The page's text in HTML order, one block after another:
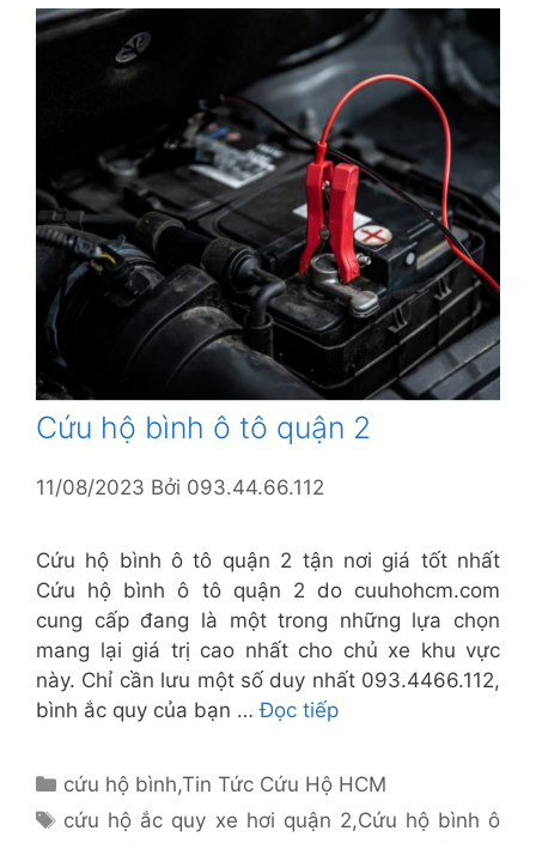
Cứu hộ bình ô tô quận 2
11/08/2023 Bởi 093.44.66.112
Cứu hộ bình ô tô quận 2 tận nơi giá tốt nhất
Cứu hộ bình ô tô quận 2 do cuuhohcm.com
cung cấp đang là một trong những lựa chọn
mang lại giá trị cao nhất cho chủ xe khu vực
này. Chỉ cần lưu một số duy nhất 093.4466.112,
bình ắc quy của bạn …Đọc tiếp
Danh
mục
cứu hộ bình,Tin Tức Cứu Hộ HCM
Thẻ
cứu hộ ắc quy xe hơi quận 2,Cứu hộ bình ô